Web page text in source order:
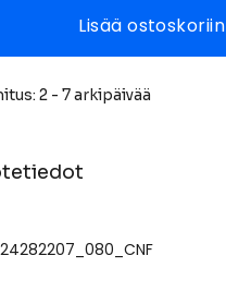
Lisää ostoskoriin
2 - 7 arkipäivää
24282207_080_CNF